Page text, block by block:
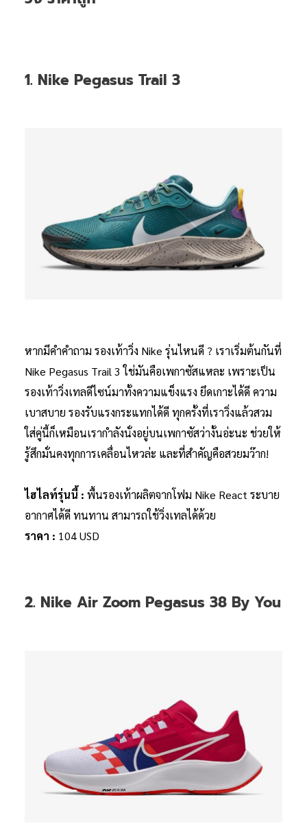
1. Nike Pegasus Trail 3
หากมีคำคำถาม รองเท้าวิ่ง Nike รุ่นไหนดี ? เราเริ่มต้นกันที่
Nike Pegasus Trail 3 ใช่มันคือเพกาซัสแหละ เพราะเป็น
รองเท้าวิ่งเทลดีไซน์มาทั้งความแข็งแรง ยึดเกาะได้ดี ความ
เบาสบาย รองรับแรงกระแทกได้ดี ทุกครั้งที่เราวิ่งแล้วสวม
ใส่คู่นี้ก็เหมือนเรากำลังนั่งอยู่บนเพกาซัสว่างั้นอ่ะนะ ช่วยให้
รู้สึกมั่นคงทุกการเคลื่อนไหวล่ะ และที่สำคัญคือสวยมว๊าก!
ไฮไลท์รุ่นนี้ : พื้นรองเท้าผลิตจากโฟม Nike React ระบาย
อากาศได้ดี ทนทาน สามารถใช้วิ่งเทลได้ด้วย
ราคา : 104 USD
2. Nike Air Zoom Pegasus 38 By You